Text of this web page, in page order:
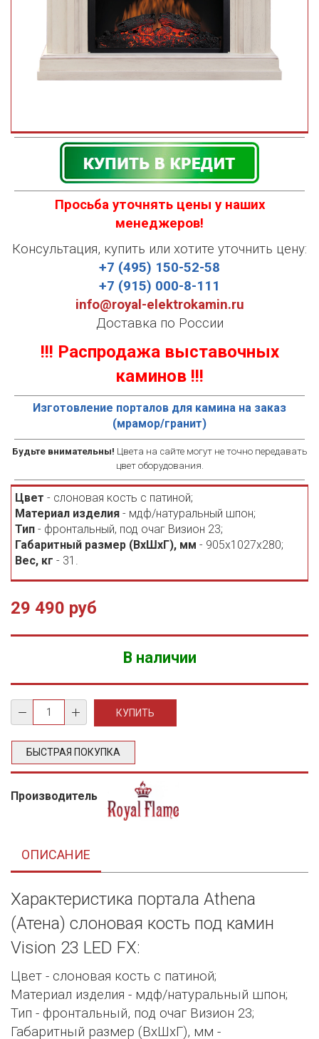
Просьба уточнять цены у наших
менеджеров!
Консультация, купить или хотите уточнить цену:
+7 (495) 150-52-58
+7 (915) 000-8-111
info@royal-elektrokamin.ru
Доставка по России
!!! Распродажа выставочных
каминов !!!
Изготовление порталов для камина на заказ
(мрамор/гранит)
Будьте внимательны! Цвета на сайте могут не точно передавать
цвет оборудования.
Цвет - слоновая кость с патиной;
Материал изделия - мдф/натуральный шпон;
Тип - фронтальный, под очаг Визион 23;
Габаритный размер (ВхШхГ), мм - 905х1027х280;
Вес, кг - 31.
29 490 руб
В наличии
БЫСТРАЯ ПОКУПКА
Производитель
ОПИСАНИЕ
Характеристика портала Athena
(Атена) слоновая кость под камин
Vision 23 LED FX:
Цвет - слоновая кость с патиной;
Материал изделия - мдф/натуральный шпон;
Тип - фронтальный, под очаг Визион 23;
Габаритный размер (ВхШхГ), мм -